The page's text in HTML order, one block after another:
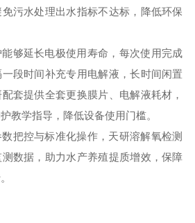
污水处理出水指标不达标，降低环保
延长电极使用寿命，每次使用完成
段时间补充专用电解液，长时间闲置
套提供全套更换膜片、电解液耗材，
教学指导，降低设备使用门槛。
控与标准化操作，天研溶解氧检测
数据，助力水产养殖提质增效，保障